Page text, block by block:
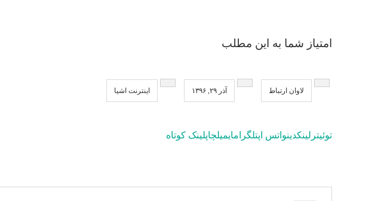
امتیاز شما به این مطلب
لاوان ارتباط آذر ۲۹, ۱۳۹۶ اینترنت اشیا
توئیتر لینکدینواتس اپتلگرامایمیلچاپلینک کوتاه